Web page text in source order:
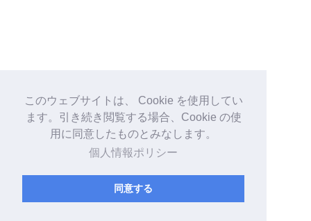
このウェブサイトは、 Cookie を使用してい
ます。引き続き閲覧する場合、Cookie の使
用に同意したものとみなします。
個人情報ポリシー
同意する